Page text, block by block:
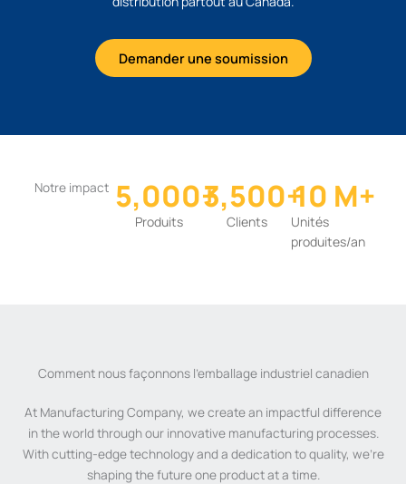
Demander une soumission
Notre impact
Produits
5,000+
Clients
3,500+
Unités
produites/an
10 M+
Comment nous façonnons l'emballage industriel canadien
At Manufacturing Company, we create an impactful difference
in the world through our innovative manufacturing processes.
With cutting-edge technology and a dedication to quality, we're
shaping the future one product at a time.